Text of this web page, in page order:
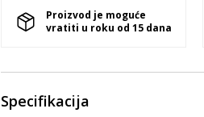
Proizvod je moguće
vratiti u roku od 15 dana
Specifikacija